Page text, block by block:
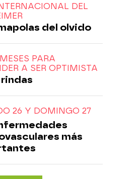
DEL
del olvido
PARA
A SER OPTIMISTA
26 Y DOMINGO 27
más